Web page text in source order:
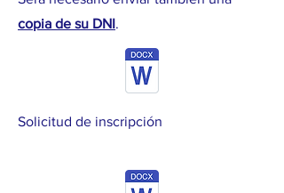
copia de su DNI.
Solicitud de inscripción